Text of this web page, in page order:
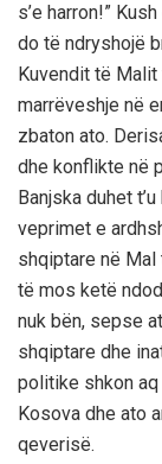
s’e harron!”
do të ndryshojë
Kuvendit të
marrëveshje në
zbaton ato.
dhe konflikte në
Banjska duhet
veprimet e
shqiptare në
të mos ketë
nuk bën, sepse
shqiptare dhe
politike shkon aq
Kosova dhe ato
qeverisë.